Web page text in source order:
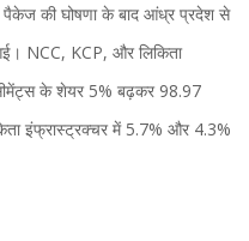
पैकेज की घोषणा के बाद आंध्र प्रदेश से
NCC, KCP, और लिकिता
के शेयर 5% बढ़कर 98.97
इंफ्रास्ट्रक्चर में 5.7% और 4.3%